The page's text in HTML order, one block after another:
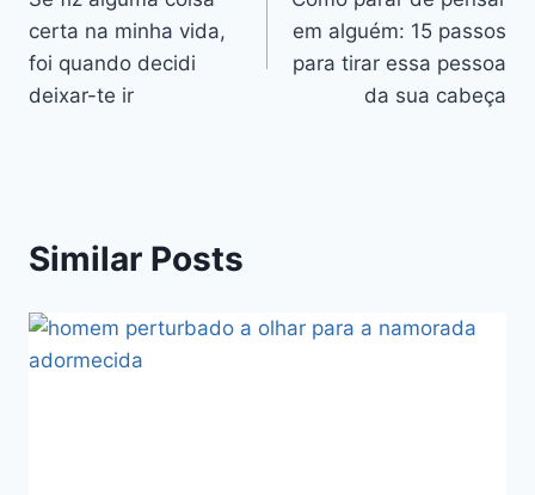
de
artigos
certa na minha vida,
foi quando decidi
deixar-te ir
em alguém: 15 passos
para tirar essa pessoa
da sua cabeça
Similar Posts